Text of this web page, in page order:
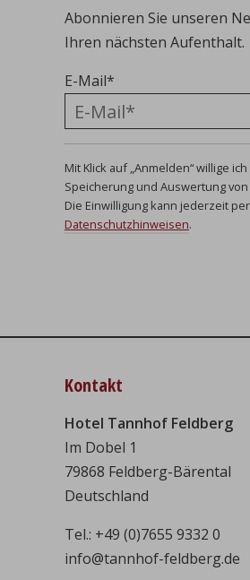
Abonnieren Sie unseren
Ihren nächsten Aufenthalt.
E-Mail*
Mit Klick auf „Anmelden“ willige
Speicherung und Auswertung
Die Einwilligung kann jederzeit per
Datenschutzhinweisen.
Kontakt
Hotel Tannhof Feldberg
Im Dobel 1
79868 Feldberg-Bärental
Deutschland
Tel.: +49 (0)7655 9332 0
info@tannhof-feldberg.de